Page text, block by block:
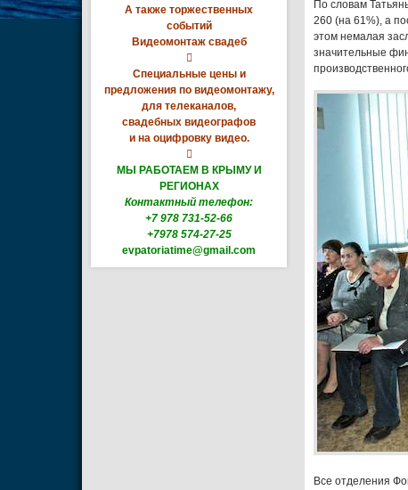
А также торжественных
событий
Видеомонтаж свадеб

Специальные цены и
предложения по видеомонтажу,
для телеканалов,
свадебных видеографов
и на оцифровку видео.

МЫ РАБОТАЕМ В КРЫМУ И
РЕГИОНАХ
Контактный телефон:
+7 978 731-52-66
+7978 574-27-25
evpatoriatime@gmail.com
По словам
260 (на 61%), а
этом немалая
значительные
Все отделения